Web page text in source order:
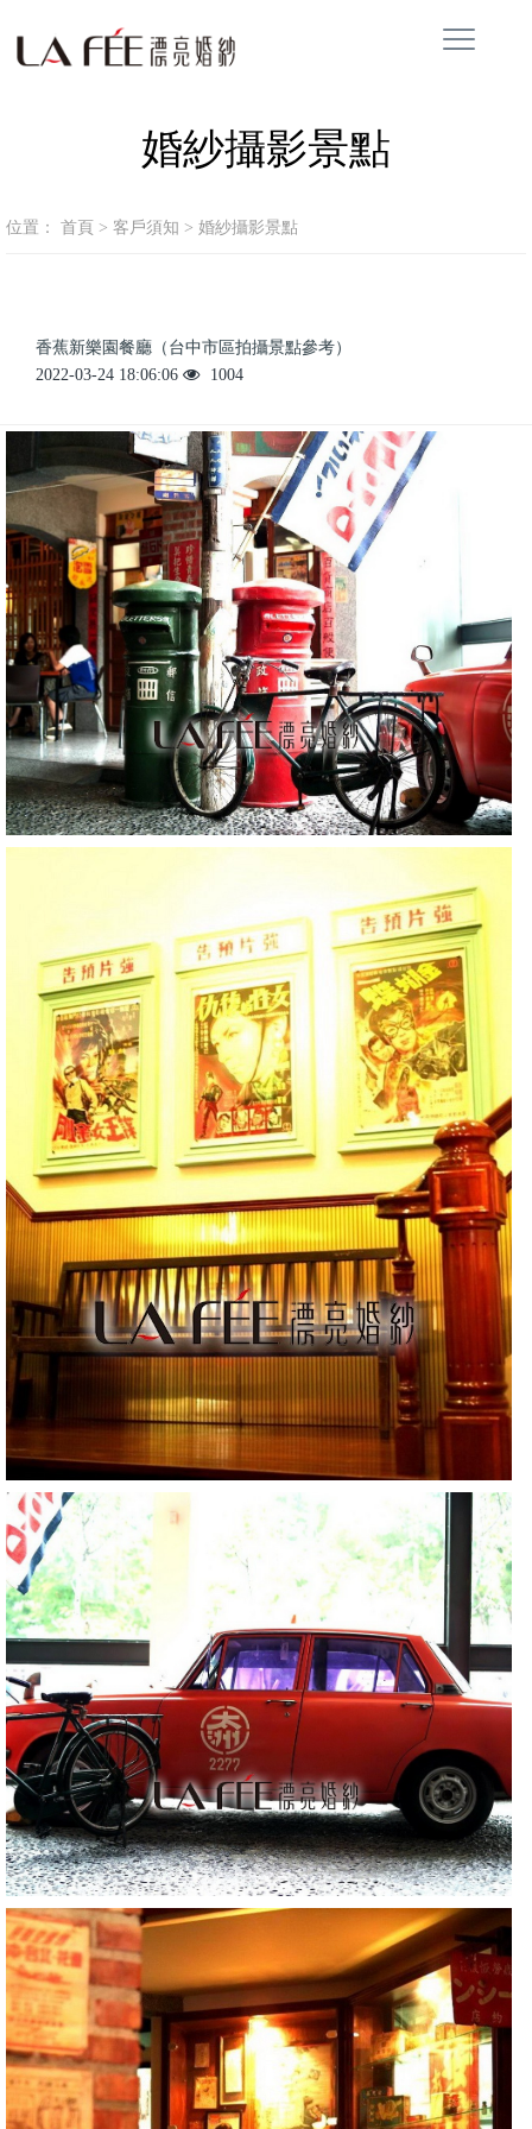
婚紗攝影景點
位置： 首頁 > 客戶須知 > 婚紗攝影景點
香蕉新樂園餐廳（台中市區拍攝景點參考）
2022-03-24 18:06:06 1004